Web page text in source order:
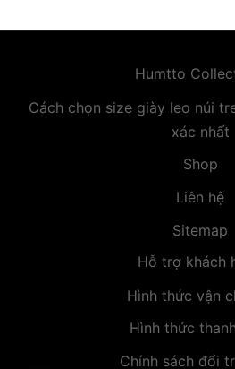
Humtto
Cách chọn size giày leo núi
xác nhất
Shop
Liên hệ
Sitemap
Hỗ trợ khách
Hình thức vận
Hình thức
Chính sách đổi